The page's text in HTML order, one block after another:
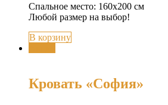
Спальное место: 160х200 см
Любой размер на выбор!
В корзину
Кровать «София»